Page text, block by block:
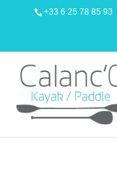
+33 6 25 78 85 93